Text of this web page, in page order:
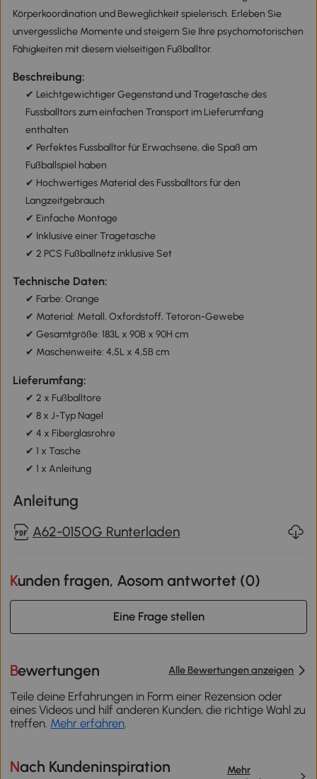
Körperkoordination und Beweglichkeit spielerisch. Erleben Sie
unvergessliche Momente und steigern Sie Ihre psychomotorischen
Fähigkeiten mit diesem vielseitigen Fußballtor.
Beschreibung:
✔ Leichtgewichtiger Gegenstand und Tragetasche des
Fussballtors zum einfachen Transport im Lieferumfang
enthalten
✔ Perfektes Fussballtor für Erwachsene, die Spaß am
Fußballspiel haben
✔ Hochwertiges Material des Fussballtors für den
Langzeitgebrauch
✔ Einfache Montage
✔ Inklusive einer Tragetasche
✔ 2 PCS Fußballnetz inklusive Set
Technische Daten:
✔ Farbe: Orange
✔ Material: Metall, Oxfordstoff, Tetoron-Gewebe
✔ Gesamtgröße: 183L x 90B x 90H cm
✔ Maschenweite: 4,5L x 4,5B cm
Lieferumfang:
✔ 2 x Fußballtore
✔ 8 x J-Typ Nagel
✔ 4 x Fiberglasrohre
✔ 1 x Tasche
✔ 1 x Anleitung
Anleitung
A62-015OG Runterladen
Kunden fragen, Aosom antwortet (0)
Eine Frage stellen
Bewertungen Alle Bewertungen anzeigen
Teile deine Erfahrungen in Form einer Rezension oder
eines Videos und hilf anderen Kunden, die richtige Wahl zu
treffen. Mehr erfahren.
Nach Kundeninspiration
Mehr